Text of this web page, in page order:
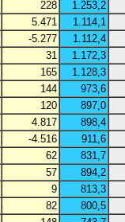
228
1.253,2
5.471
1.114,1
-5.277
1.112,4
31
1.172,3
165
1.128,3
144
973,6
120
897,0
4.817
898,4
-4.516
911,6
62
831,7
57
894,2
9
813,3
82
800,5